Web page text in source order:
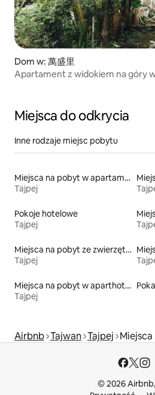
Dom w: 萬盛里
Apartament z widokiem na góry
Miejsca do odkrycia
Inne rodzaje miejsc pobytu
Miejsca na pobyt w apartamentach z obsługą
Tajpej
Pokoje hotelowe
Tajpej
Miejsca na pobyt ze zwierzętami
Tajpej
Miejsca na pobyt w aparthotelach
Tajpej
Airbnb Tajwan Tajpej
© 2026